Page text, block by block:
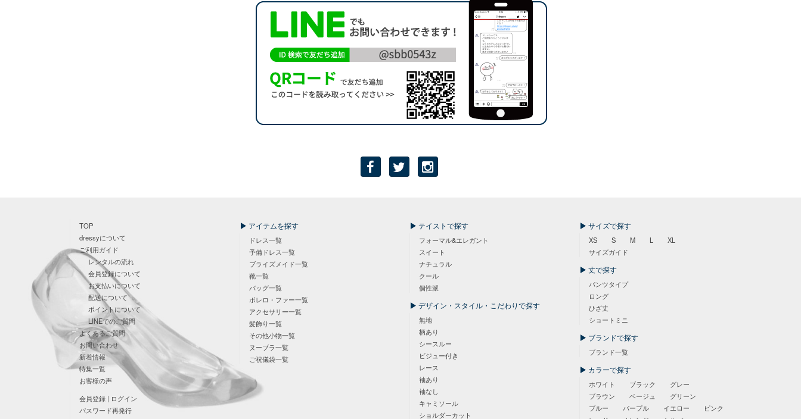
TOP
dressyについて
ご利用ガイド
レンタルの流れ
会員登録について
お支払いについて
配送について
ポイントについて
LINEでのご質問
よくあるご質問
お問い合わせ
新着情報
特集一覧
お客様の声
会員登録 | ログイン
パスワード再発行
アイテムを探す
ドレス一覧
予備ドレス一覧
ブライズメイド一覧
靴一覧
バッグ一覧
ボレロ・ファー一覧
アクセサリー一覧
髪飾り一覧
その他小物一覧
ヌーブラ一覧
ご祝儀袋一覧
テイストで探す
フォーマル&エレガント
スイート
ナチュラル
クール
個性派
デザイン・スタイル・こだわりで探す
無地
柄あり
シースルー
ビジュー付き
レース
袖あり
袖なし
キャミソール
ショルダーカット
サイズで探す
XS S M L
XL
サイズガイド
丈で探す
パンツタイプ
ロング
ひざ丈
ショートミニ
ブランドで探す
ブランド一覧
カラーで探す
ホワイト ブラック
グレー
ブラウン
ベージュ
グリーン
ブルー
パープル イエロー
ピンク